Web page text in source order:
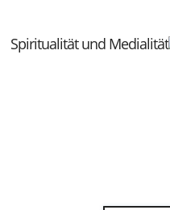
Spiritualität und Medialität